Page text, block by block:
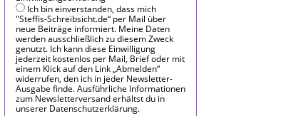
Ich bin einverstanden, dass mich
"Steffis-Schreibsicht.de“ per Mail über
neue Beiträge informiert. Meine Daten
werden ausschließlich zu diesem Zweck
genutzt. Ich kann diese Einwilligung
jederzeit kostenlos per Mail, Brief oder mit
einem Klick auf den Link „Abmelden“
widerrufen, den ich in jeder Newsletter-
Ausgabe finde. Ausführliche Informationen
zum Newsletterversand erhältst du in
unserer Datenschutzerklärung.